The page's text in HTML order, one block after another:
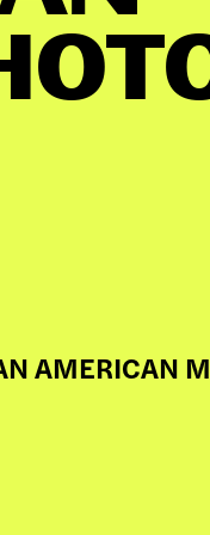
AMERICAN